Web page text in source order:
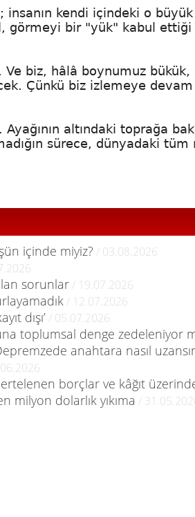
kendi içindeki o büyük
görmeyi bir "yük" kabul ettiği
Ve biz, hâlâ boynumuz
Çünkü biz izlemeye
altındaki toprağa
sürece, dünyadaki tüm
içinde miyiz? / 03.08.2026
sorunlar / 19.07.2026
/ 12.07.2026
dışı’ / 05.07.2026
toplumsal denge zedeleniyor
anahtara nasıl
borçlar ve kâğıt
milyon dolarlık yıkıma /